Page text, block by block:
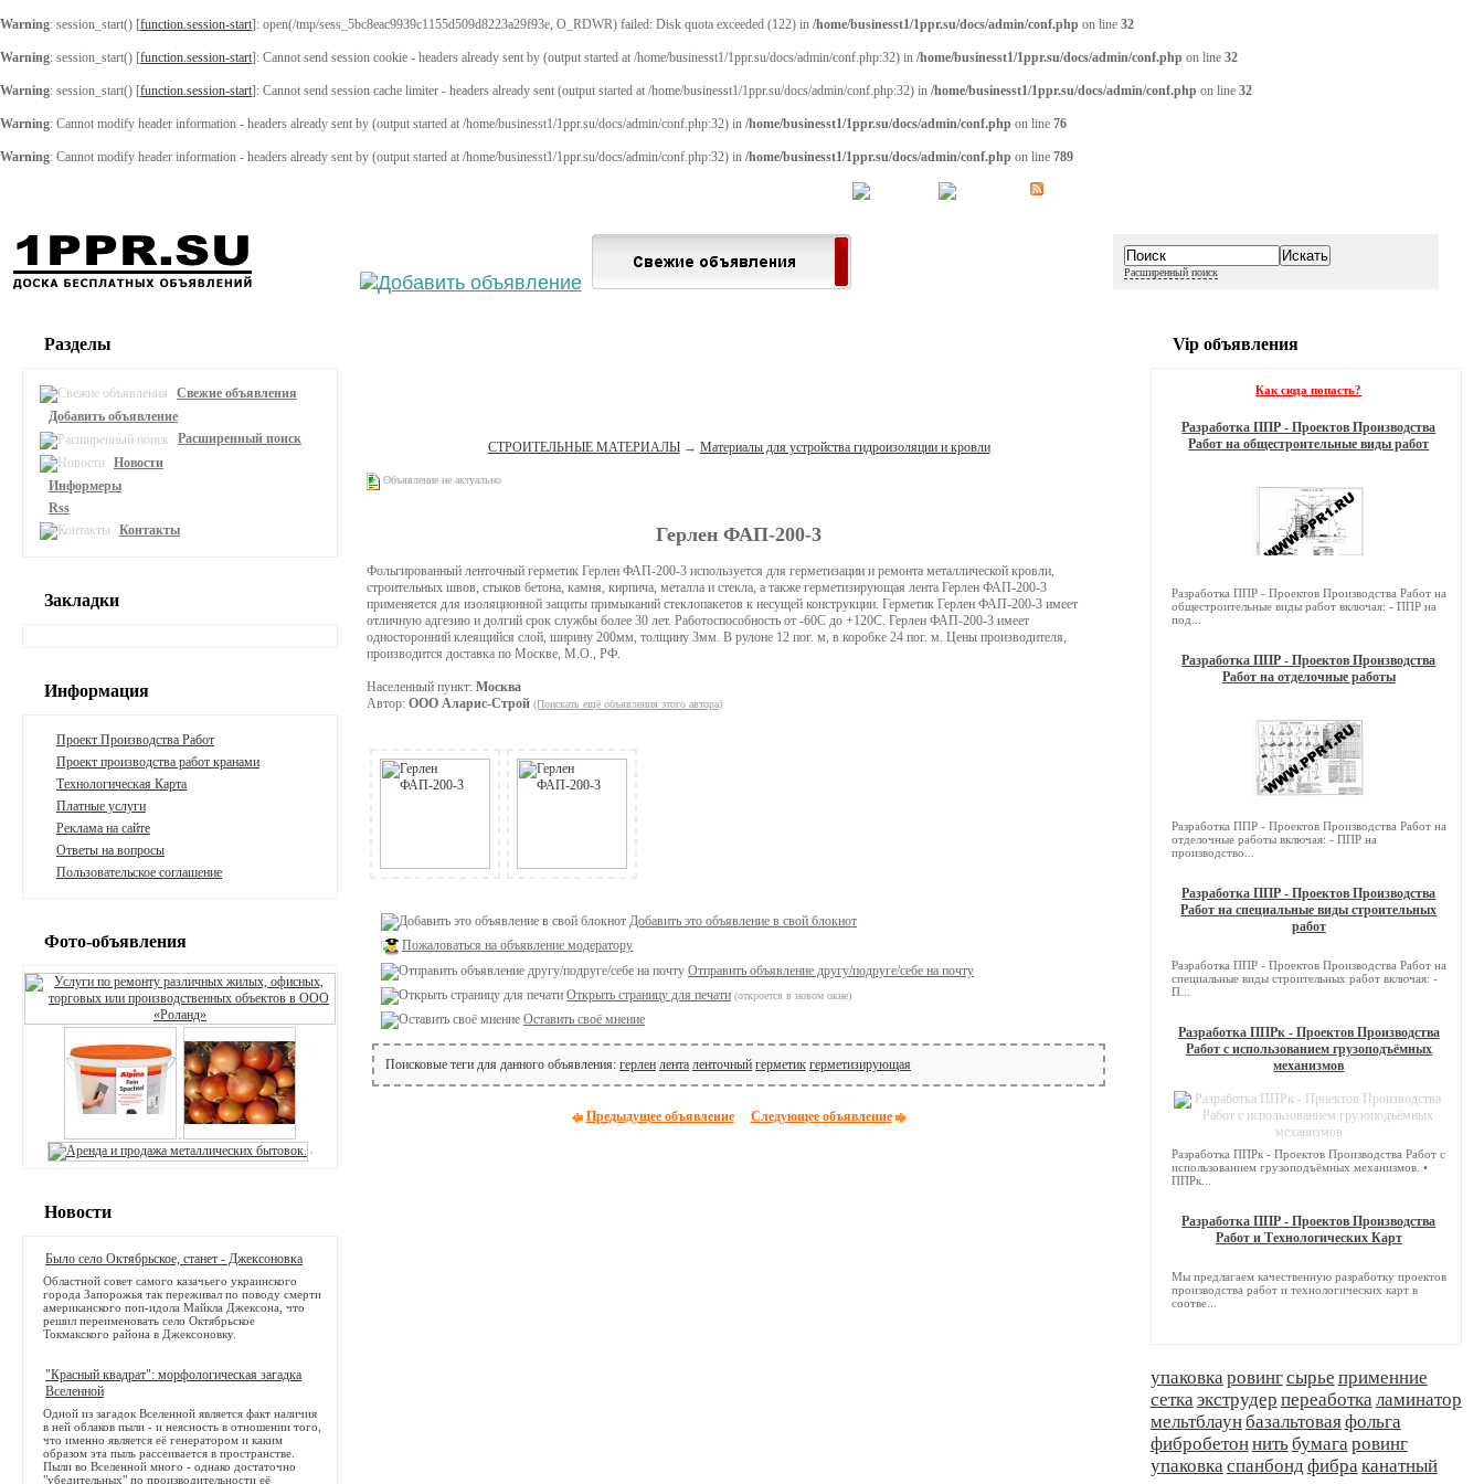
Warning: session_start() [function.session-start]: open(/tmp/sess_5bc8eac9939c1155d509d8223a29f93e, O_RDWR) failed: Disk quota exceeded (122) in /home/businesst1/1ppr.su/docs/admin/conf.php on line 32
Warning: session_start() [function.session-start]: Cannot send session cookie - headers already sent by (output started at /home/businesst1/1ppr.su/docs/admin/conf.php:32) in /home/businesst1/1ppr.su/docs/admin/conf.php on line 32
Warning: session_start() [function.session-start]: Cannot send session cache limiter - headers already sent (output started at /home/businesst1/1ppr.su/docs/admin/conf.php:32) in /home/businesst1/1ppr.su/docs/admin/conf.php on line 32
Warning: Cannot modify header information - headers already sent by (output started at /home/businesst1/1ppr.su/docs/admin/conf.php:32) in /home/businesst1/1ppr.su/docs/admin/conf.php on line 76
Warning: Cannot modify header information - headers already sent by (output started at /home/businesst1/1ppr.su/docs/admin/conf.php:32) in /home/businesst1/1ppr.su/docs/admin/conf.php on line 789
Расширенный поиск
СТРОИТЕЛЬНЫЕ МАТЕРИАЛЫ→ Материалы для устройства гидроизоляции и кровли
Объявление не актуально
Герлен ФАП-200-3
Фольгированный ленточный герметик Герлен ФАП-200-3 используется для герметизации и ремонта металлической кровли,
строительных швов, стыков бетона, камня, кирпича, металла и стекла, а также герметизирующая лента Герлен ФАП-200-3
применяется для изоляционной защиты примыканий стеклопакетов к несущей конструкции. Герметик Герлен ФАП-200-3 имеет
отличную адгезию и долгий срок службы более 30 лет. Работоспособность от -60С до +120С. Герлен ФАП-200-3 имеет
односторонний клеящийся слой, ширину 200мм, толщину 3мм. В рулоне 12 пог. м, в коробке 24 пог. м. Цены производителя,
производится доставка по Москве, М.О., РФ.
Населенный пункт: Москва
Автор: ООО Аларис-Строй (Поискать ещё объявления этого автора)
Добавить это объявление в свой блокнот
Пожаловаться на объявление модератору
Отправить объявление другу/подруге/себе на почту
Открыть страницу для печати (откроется в новом окне)
Оставить своё мнение
Поисковые теги для данного объявления: герлен лента ленточный герметик герметизирующая
Предыдущее объявление Следующее объявление
Разделы
Свежие объявления
Добавить объявление
Расширенный поиск
Новости
Информеры
Rss
Контакты
Закладки
Информация
Проект Производства Работ
Проект производства работ кранами
Технологическая Карта
Платные услуги
Реклама на сайте
Ответы на вопросы
Пользовательское соглашение
Фото-объявления
Новости
Было село Октябрьское, станет - Джексоновка
Областной совет самого казачьего украинского
города Запорожья так переживал по поводу смерти
американского поп-идола Майкла Джексона, что
решил переименовать село Октябрьское
Токмакского района в Джексоновку.
"Красный квадрат": морфологическая загадка
Вселенной
Одной из загадок Вселенной является факт наличия
в ней облаков пыли - и неясность в отношении того,
что именно является её генератором и каким
образом эта пыль рассеивается в пространстве.
Пыли во Вселенной много - однако достаточно
"убедительных" по производительности её
Vip объявления
Как сюда попасть?
Разработка ППР - Проектов Производства
Работ на общестроительные виды работ
Разработка ППР - Проектов Производства Работ на
общестроительные виды работ включая: - ППР на
под...
Разработка ППР - Проектов Производства
Работ на отделочные работы
Разработка ППР - Проектов Производства Работ на
отделочные работы включая: - ППР на
производство...
Разработка ППР - Проектов Производства
Работ на специальные виды строительных
работ
Разработка ППР - Проектов Производства Работ на
специальные виды строительных работ включая: -
П...
Разработка ППРк - Проектов Производства
Работ с использованием грузоподъёмных
механизмов
Разработка ППРк - Проектов Производства Работ с
использованием грузоподъёмных механизмов. •
ППРк...
Разработка ППР - Проектов Производства
Работ и Технологических Карт
Мы предлагаем качественную разработку проектов
производства работ и технологических карт в
соотве...
упаковкаровингсырье применние
сеткаэкструдер переаботкаламинатор
мельтблаунбазальтоваяфольга
фибробетоннитьбумагаровинг
упаковкаспанбондфибраканатный